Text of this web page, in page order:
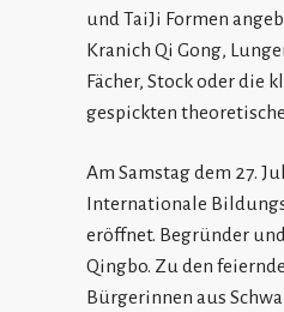
und TaiJi Formen
Kranich Qi Gong,
Fächer, Stock oder die
gespickten
Am Samstag dem 27.
Internationale
eröffnet. Begründer
Qingbo. Zu den
Bürgerinnen aus